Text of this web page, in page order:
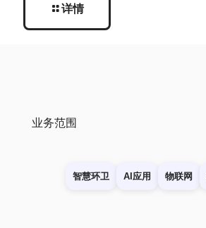
详情
业务范围
智慧环卫 AI应用 物联网